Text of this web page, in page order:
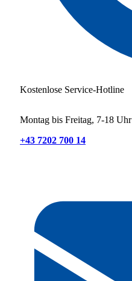
Kostenlose Service-Hotline
Montag bis Freitag, 7-18 Uhr
+43 7202 700 14